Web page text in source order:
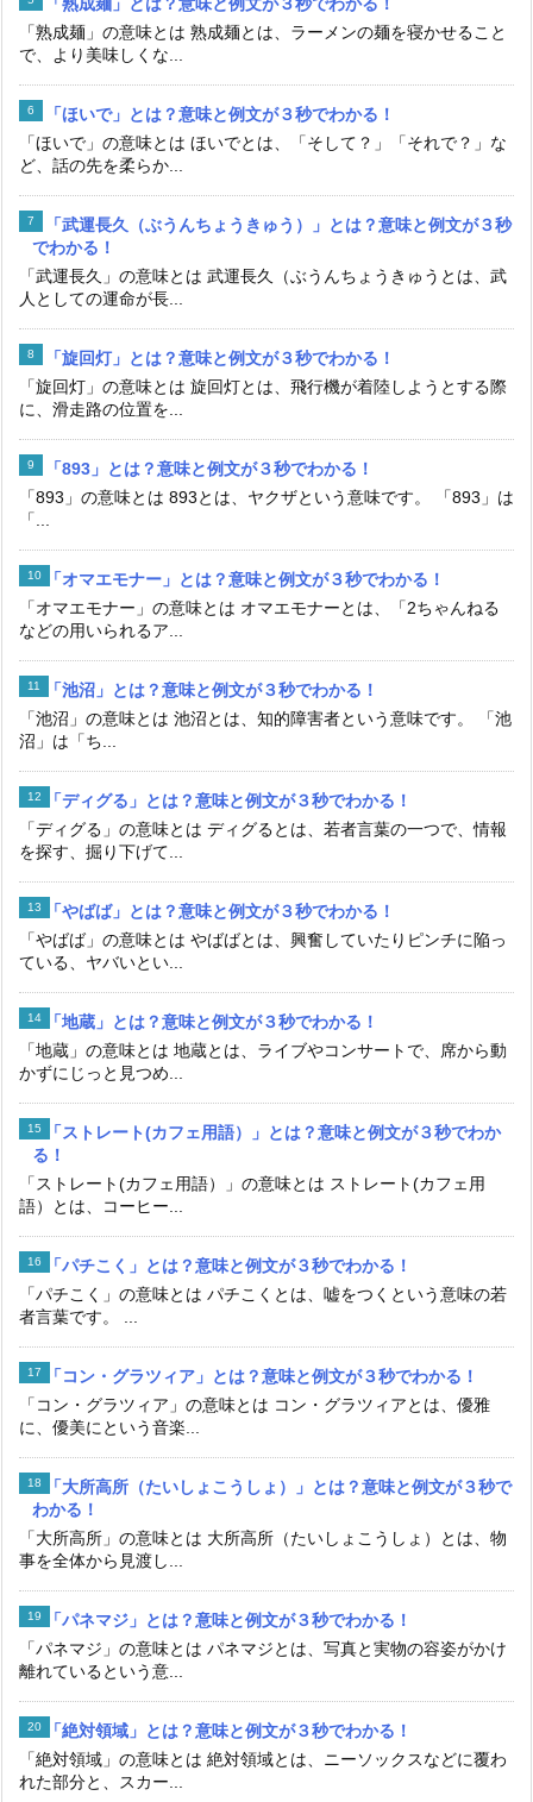
「熟成麺」とは？意味と例文が３秒でわかる！
「熟成麺」の意味とは 熟成麺とは、ラーメンの麺を寝かせること
で、より美味しくな...
「ほいで」とは？意味と例文が３秒でわかる！
「ほいで」の意味とは ほいでとは、「そして？」「それで？」な
ど、話の先を柔らか...
「武運長久（ぶうんちょうきゅう）」とは？意味と例文が３秒
でわかる！
「武運長久」の意味とは 武運長久（ぶうんちょうきゅうとは、武
人としての運命が長...
「旋回灯」とは？意味と例文が３秒でわかる！
「旋回灯」の意味とは 旋回灯とは、飛行機が着陸しようとする際
に、滑走路の位置を...
「893」とは？意味と例文が３秒でわかる！
「893」の意味とは 893とは、ヤクザという意味です。 「893」は
「...
「オマエモナー」とは？意味と例文が３秒でわかる！
「オマエモナー」の意味とは オマエモナーとは、「2ちゃんねる
などの用いられるア...
「池沼」とは？意味と例文が３秒でわかる！
「池沼」の意味とは 池沼とは、知的障害者という意味です。 「池
沼」は「ち...
「ディグる」とは？意味と例文が３秒でわかる！
「ディグる」の意味とは ディグるとは、若者言葉の一つで、情報
を探す、掘り下げて...
「やばば」とは？意味と例文が３秒でわかる！
「やばば」の意味とは やばばとは、興奮していたりピンチに陥っ
ている、ヤバいとい...
「地蔵」とは？意味と例文が３秒でわかる！
「地蔵」の意味とは 地蔵とは、ライブやコンサートで、席から動
かずにじっと見つめ...
「ストレート(カフェ用語）」とは？意味と例文が３秒でわか
る！
「ストレート(カフェ用語）」の意味とは ストレート(カフェ用
語）とは、コーヒー...
「パチこく」とは？意味と例文が３秒でわかる！
「パチこく」の意味とは パチこくとは、嘘をつくという意味の若
者言葉です。 ...
「コン・グラツィア」とは？意味と例文が３秒でわかる！
「コン・グラツィア」の意味とは コン・グラツィアとは、優雅
に、優美にという音楽...
「大所高所（たいしょこうしょ）」とは？意味と例文が３秒で
わかる！
「大所高所」の意味とは 大所高所（たいしょこうしょ）とは、物
事を全体から見渡し...
「パネマジ」とは？意味と例文が３秒でわかる！
「パネマジ」の意味とは パネマジとは、写真と実物の容姿がかけ
離れているという意...
「絶対領域」とは？意味と例文が３秒でわかる！
「絶対領域」の意味とは 絶対領域とは、ニーソックスなどに覆わ
れた部分と、スカー...